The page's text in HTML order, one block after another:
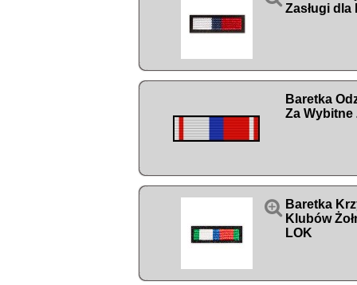
Zasługi dla
Baretka
Za Wybitne
 Baretka
Klubów
LOK